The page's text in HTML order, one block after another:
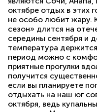
октябре отдых в этих
не особо любит жару.
сезон» длится на
середины сентября и
температура
период можно с
приятные прогулки
получится
если вы планируете
отдыхать на наш юг
октября, ведь